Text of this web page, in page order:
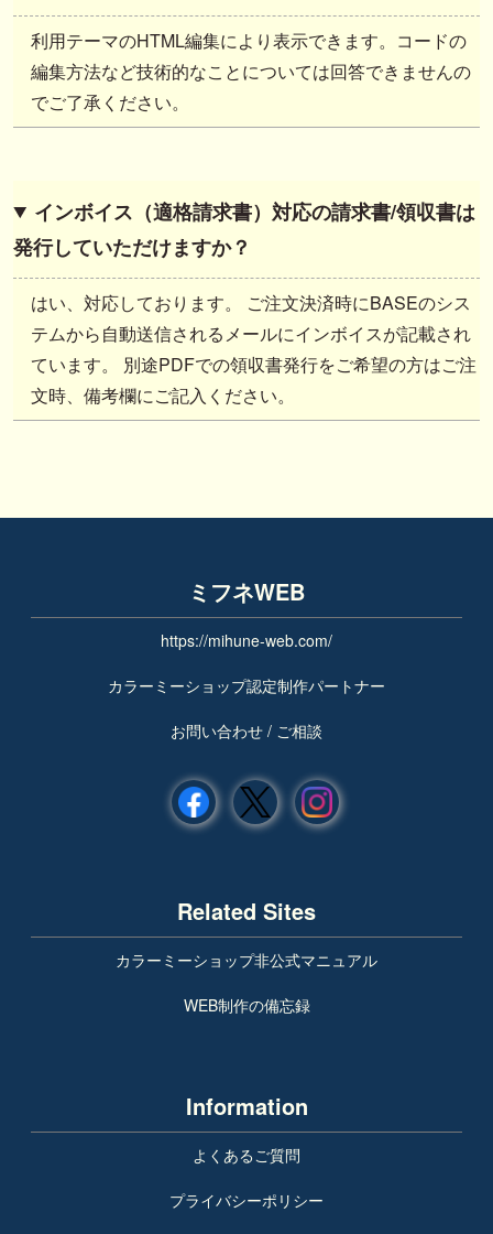
利用テーマのHTML編集により表示できます。コードの
編集方法など技術的なことについては回答できませんの
でご了承ください。
インボイス（適格請求書）対応の請求書/領収書は
発行していただけますか？
はい、対応しております。 ご注文決済時にBASEのシス
テムから自動送信されるメールにインボイスが記載され
ています。 別途PDFでの領収書発行をご希望の方はご注
文時、備考欄にご記入ください。
ミフネWEB
https://mihune-web.com/
カラーミーショップ認定制作パートナー
お問い合わせ / ご相談
Related Sites
カラーミーショップ非公式マニュアル
WEB制作の備忘録
Information
よくあるご質問
プライバシーポリシー